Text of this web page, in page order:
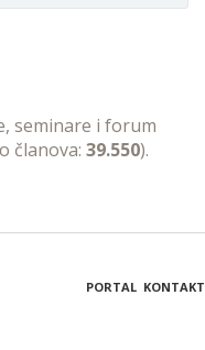
seminare i forum
članova: 39.550).
PORTAL KONTAKT